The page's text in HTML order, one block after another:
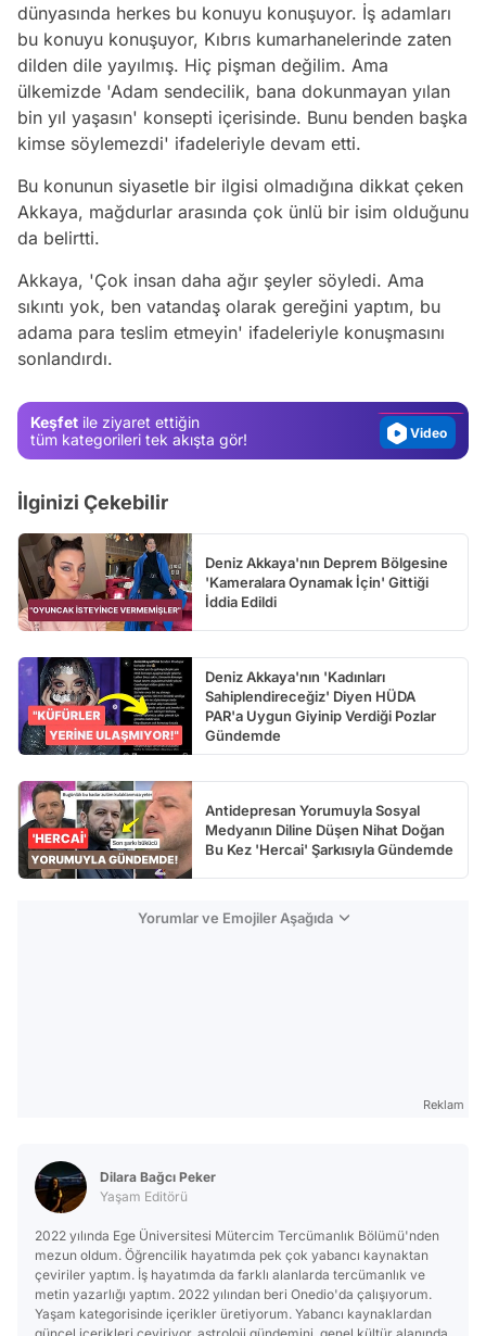
dünyasında herkes bu konuyu konuşuyor. İş adamları
bu konuyu konuşuyor, Kıbrıs kumarhanelerinde zaten
dilden dile yayılmış. Hiç pişman değilim. Ama
ülkemizde 'Adam sendecilik, bana dokunmayan yılan
bin yıl yaşasın' konsepti içerisinde. Bunu benden başka
kimse söylemezdi' ifadeleriyle devam etti.
Bu konunun siyasetle bir ilgisi olmadığına dikkat çeken
Akkaya, mağdurlar arasında çok ünlü bir isim olduğunu
da belirtti.
Akkaya, 'Çok insan daha ağır şeyler söyledi. Ama
sıkıntı yok, ben vatandaş olarak gereğini yaptım, bu
adama para teslim etmeyin' ifadeleriyle konuşmasını
sonlandırdı.
Keşfet ile ziyaret ettiğin
tüm kategorileri tek akışta gör!
Video
İlginizi Çekebilir
Deniz Akkaya'nın Deprem Bölgesine
'Kameralara Oynamak İçin' Gittiği
İddia Edildi
Deniz Akkaya'nın 'Kadınları
Sahiplendireceğiz' Diyen HÜDA
PAR'a Uygun Giyinip Verdiği Pozlar
Gündemde
Antidepresan Yorumuyla Sosyal
Medyanın Diline Düşen Nihat Doğan
Bu Kez 'Hercai' Şarkısıyla Gündemde
Yorumlar ve Emojiler Aşağıda
Reklam
Dilara Bağcı Peker
Yaşam Editörü
2022 yılında Ege Üniversitesi Mütercim Tercümanlık Bölümü'nden
mezun oldum. Öğrencilik hayatımda pek çok yabancı kaynaktan
çeviriler yaptım. İş hayatımda da farklı alanlarda tercümanlık ve
metin yazarlığı yaptım. 2022 yılından beri Onedio'da çalışıyorum.
Yaşam kategorisinde içerikler üretiyorum. Yabancı kaynaklardan